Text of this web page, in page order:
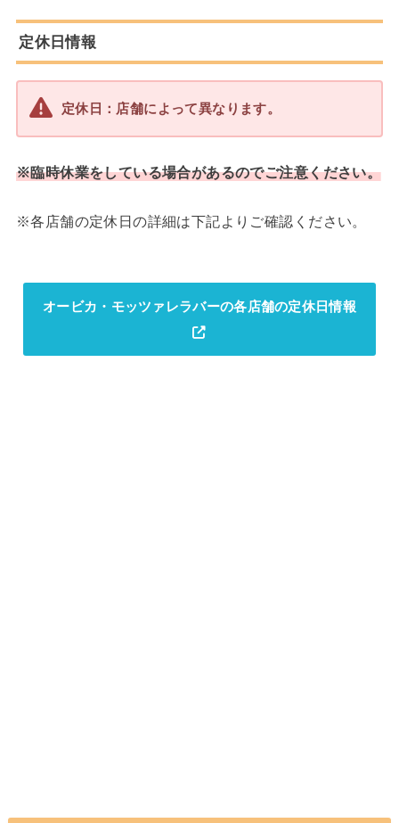
定休日情報
定休日：店舗によって異なります。
※臨時休業をしている場合があるのでご注意ください。
※各店舗の定休日の詳細は下記よりご確認ください。
オービカ・モッツァレラバーの各店舗の定休日情報